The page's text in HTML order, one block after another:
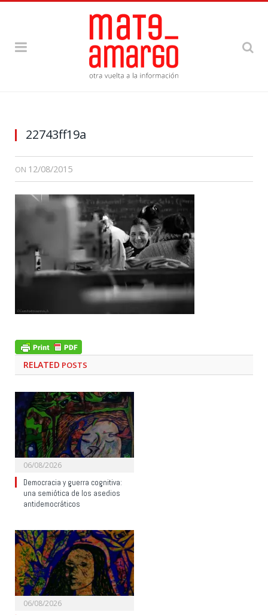
22743ff19a
ON 12/08/2015
RELATED POSTS
06/08/2026
Democracia y guerra cognitiva:
una semiótica de los asedios
antidemocráticos
06/08/2026